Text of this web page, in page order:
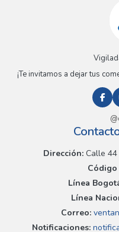
¡Te invitamos a dejar tus
Dirección:Calle 44
Línea
Línea
Correo:
Notificaciones: